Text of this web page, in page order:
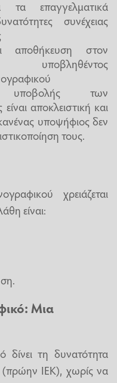
επαγγελματικά
συνέχειας
αποθήκευση στον
υποβολής των
αποκλειστική και
υποψήφιος δεν
τους.
χρειάζεται
είναι:
Μια
τη δυνατότητα
ΙΕΚ), χωρίς να